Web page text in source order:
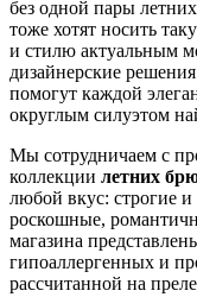
без одной пары
тоже хотят носить
и стилю актуальным
дизайнерские
помогут каждой
округлым силуэтом
Мы сотрудничаем с
коллекции летних
любой вкус: строгие
роскошные,
магазина
гипоаллергенных и
рассчитанной на